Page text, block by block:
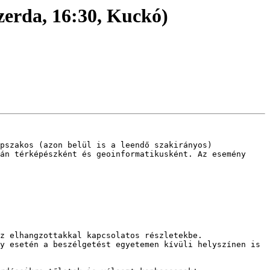
16:30, Kuckó)
(azon belül is a leendő szakirányos)
és geoinformatikusként. Az esemény
elhangzottakkal kapcsolatos részletekbe.
esetén a beszélgetést egyetemen kívüli helyszínen is